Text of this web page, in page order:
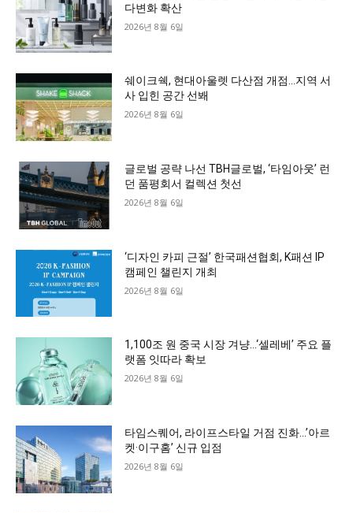
다변화 확산
2026년 8월 6일
쉐이크쉑, 현대아울렛 다산점 개점…지역 서
사 입힌 공간 선봬
2026년 8월 6일
글로벌 공략 나선 TBH글로벌, ‘타임아웃’ 런
던 품평회서 컬렉션 첫선
2026년 8월 6일
‘디자인 카피 근절’ 한국패션협회, K패션 IP
캠페인 챌린지 개최
2026년 8월 6일
1,100조 원 중국 시장 겨냥…‘셀레베’ 주요 플
랫폼 잇따라 확보
2026년 8월 6일
타임스퀘어, 라이프스타일 거점 진화…’아르
켓·이구홈’ 신규 입점
2026년 8월 6일